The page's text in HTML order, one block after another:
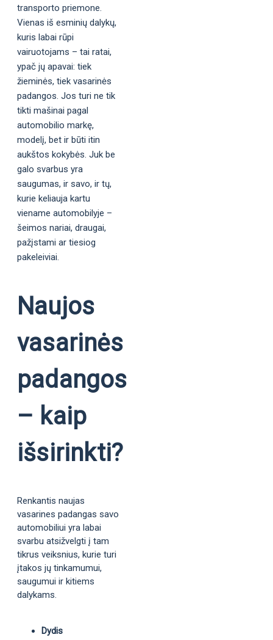
transporto priemone.
Vienas iš esminių dalykų,
kuris labai rūpi
vairuotojams – tai ratai,
ypač jų apavai: tiek
žieminės, tiek vasarinės
padangos. Jos turi ne tik
tikti mašinai pagal
automobilio markę,
modelį, bet ir būti itin
aukštos kokybės. Juk be
galo svarbus yra
saugumas, ir savo, ir tų,
kurie keliauja kartu
viename automobilyje –
šeimos nariai, draugai,
pažįstami ar tiesiog
pakeleiviai.
Naujos
vasarinės
padangos
– kaip
išsirinkti?
Renkantis naujas
vasarines padangas savo
automobiliui yra labai
svarbu atsižvelgti į tam
tikrus veiksnius, kurie turi
įtakos jų tinkamumui,
saugumui ir kitiems
dalykams.
Dydis